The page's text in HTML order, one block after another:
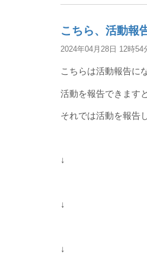
こちら、活動報
2024年04月28日 12時54
こちらは活動報告に
活動を報告できます
それでは活動を報告
↓
↓
↓